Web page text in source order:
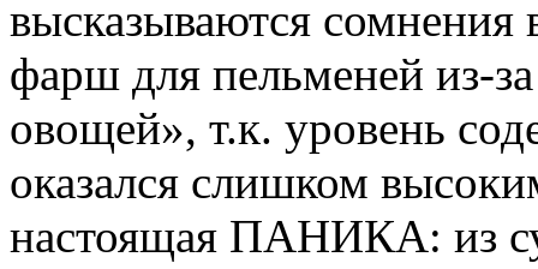
высказываются сомнения
фарш для пельменей из-
овощей», т.к. уровень
оказался слишком
настоящая ПАНИКА: из